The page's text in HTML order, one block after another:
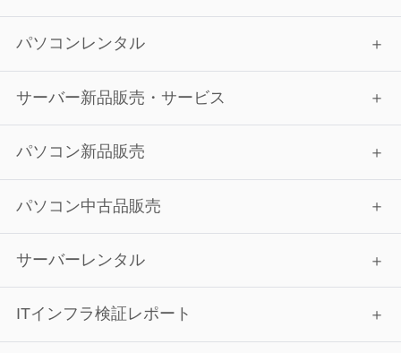
パソコンレンタル
サーバー新品販売・サービス
パソコン新品販売
パソコン中古品販売
サーバーレンタル
ITインフラ検証レポート